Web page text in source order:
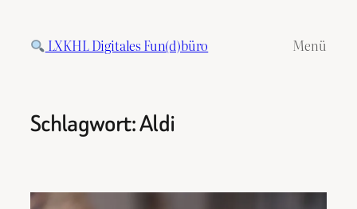
Inhalt
springen
LXKHL Digitales Fun(d)büro Menü
Schlagwort:Aldi